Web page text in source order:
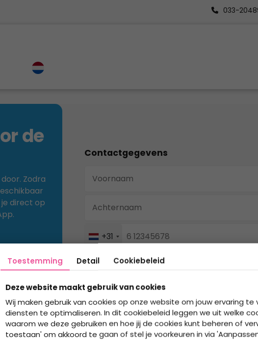
033-
de
Zodra
je direct op
Contactgegevens
+31
Ik ben op zoek naar:
Toestemming Detail Cookiebeleid
Deze website maakt gebruik van cookies
Wij maken gebruik van cookies op onze website om jouw ervaring
diensten te optimaliseren. In dit cookiebeleid leggen we uit welke
waarom we deze gebruiken en hoe jij de cookies kunt beheren of
toestaan' om akkoord te gaan of stel je voorkeuren in via